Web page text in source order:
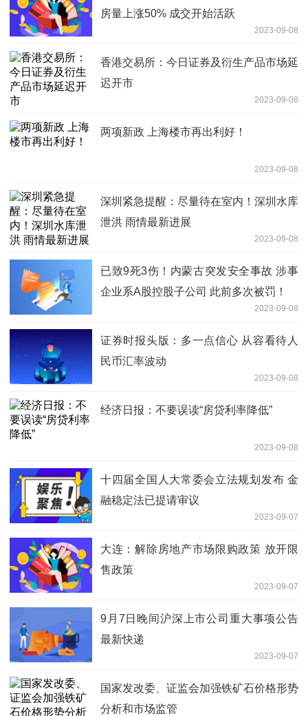
房量上涨50% 成交开始活跃
2023-09-08
香港交易所：今日证券及衍生产品市场延
迟开市
2023-09-08
两项新政 上海楼市再出利好！
2023-09-08
深圳紧急提醒：尽量待在室内！深圳水库
泄洪 雨情最新进展
2023-09-08
已致9死3伤！内蒙古突发安全事故 涉事
企业系A股控股子公司 此前多次被罚！
2023-09-08
证券时报头版：多一点信心 从容看待人
民币汇率波动
2023-09-08
经济日报：不要误读“房贷利率降低”
2023-09-08
十四届全国人大常委会立法规划发布 金
融稳定法已提请审议
2023-09-07
大连：解除房地产市场限购政策 放开限
售政策
2023-09-07
9月7日晚间沪深上市公司重大事项公告
最新快递
2023-09-07
国家发改委、证监会加强铁矿石价格形势
分析和市场监管